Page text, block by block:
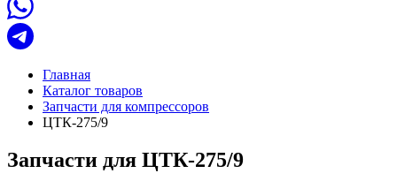
Главная
Каталог товаров
Запчасти для компрессоров
ЦТК-275/9
Запчасти для ЦТК-275/9